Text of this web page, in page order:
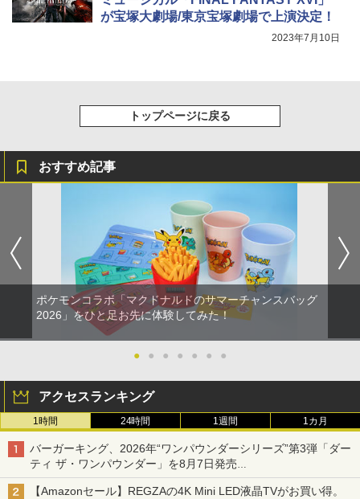
が宝塚大劇場/東京宝塚劇場で上演決定！
2023年7月10日
トップページに戻る
おすすめ記事
ポケモンコラボ「マクドナルドのサマーチャンスバッグ
2026」をひと足お先に体験してみた！
● ● ● ● ● ● ●
アクセスランキング
1時間 24時間 1週間 1カ月
バーガーキング、2026年“ワンパウンダーシリーズ”第3弾「ダー
ティ ザ・ワンパウンダー」を8月7日発売
「特製ガーリックマヨソース」を使用した超大型チーズバーガー
【Amazonセール】REGZAの4K Mini LED液晶TVがお買い得。